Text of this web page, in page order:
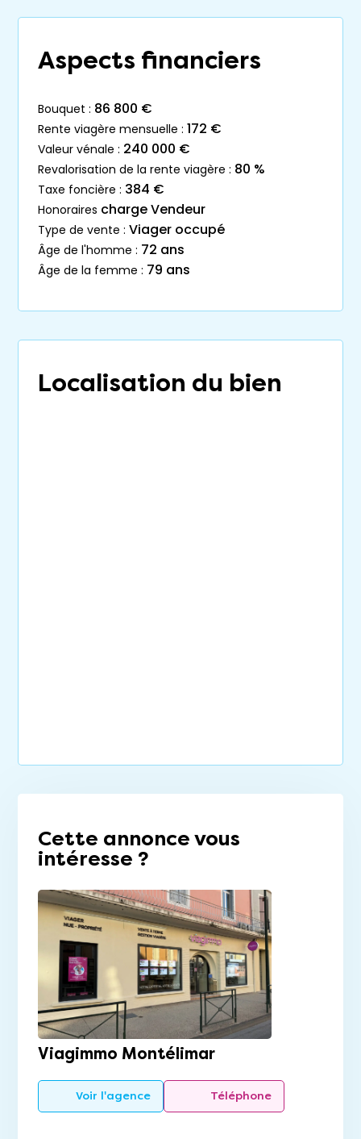
Aspects financiers
bouquet : 86 800 €
rente viagère mensuelle : 172 €
valeur vénale : 240 000 €
revalorisation de la rente viagère : 80 %
taxe foncière : 384 €
honoraires charge Vendeur
type de vente : Viager occupé
âge de l'homme : 72 ans
âge de la femme : 79 ans
Localisation du bien
Cette annonce vous
intéresse ?
Viagimmo Montélimar
Voir l'agence Téléphone